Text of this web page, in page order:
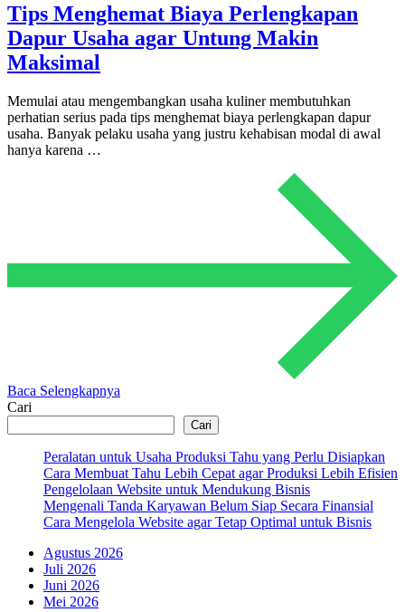
Tips Menghemat Biaya Perlengkapan
Dapur Usaha agar Untung Makin
Maksimal
Memulai atau mengembangkan usaha kuliner membutuhkan
perhatian serius pada tips menghemat biaya perlengkapan dapur
usaha. Banyak pelaku usaha yang justru kehabisan modal di awal
hanya karena …
Baca Selengkapnya
Cari
Cari
Peralatan untuk Usaha Produksi Tahu yang Perlu Disiapkan
Cara Membuat Tahu Lebih Cepat agar Produksi Lebih Efisien
Pengelolaan Website untuk Mendukung Bisnis
Mengenali Tanda Karyawan Belum Siap Secara Finansial
Cara Mengelola Website agar Tetap Optimal untuk Bisnis
Agustus 2026
Juli 2026
Juni 2026
Mei 2026